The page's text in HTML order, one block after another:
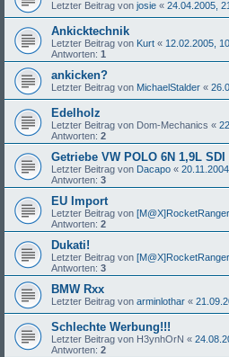
Letzter Beitrag von josie « 24.04.2005,
Ankicktechnik
Letzter Beitrag von Kurt « 12.02.2005,
Antworten: 1
ankicken?
Letzter Beitrag von MichaelStalder «
Edelholz
Letzter Beitrag von Dom-Mechanics «
Antworten: 2
Getriebe VW POLO 6N 1,9L SDI
Letzter Beitrag von Dacapo «
Antworten: 3
EU Import
Letzter Beitrag von [M@X]RocketRanger
Antworten: 2
Dukati!
Letzter Beitrag von [M@X]RocketRanger
Antworten: 3
BMW Rxx
Letzter Beitrag von arminlothar «
Schlechte Werbung!!!
Letzter Beitrag von H3ynhOrN «
Antworten: 2